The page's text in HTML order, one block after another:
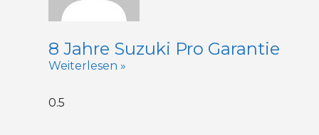
8 Jahre Suzuki Pro Garantie
Weiterlesen »